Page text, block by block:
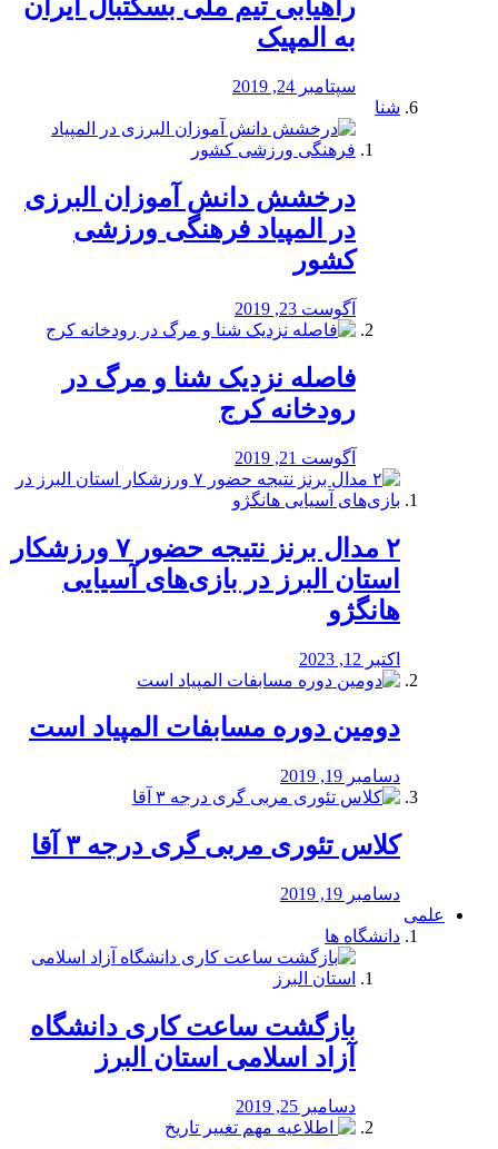
راهیابی تیم ملی بسکتبال ایران
به المپیک
سپتامبر 24, 2019
شنا
درخشش دانش آموزان البرزی
در المپیاد فرهنگی ورزشی
کشور
آگوست 23, 2019
️فاصله نزدیک شنا و مرگ در
رودخانه کرج
آگوست 21, 2019
۲ مدال برنز نتیجه حضور ۷ ورزشکار
استان البرز در بازی‌های آسیایی
هانگژو
اکتبر 12, 2023
دومین دوره مسابفات المپیاد است
دسامبر 19, 2019
کلاس تئوری مربی گری درجه ۳ آقا
دسامبر 19, 2019
علمی
دانشگاه ها
بازگشت ساعت کاری دانشگاه
آزاد اسلامی استان البرز
دسامبر 25, 2019